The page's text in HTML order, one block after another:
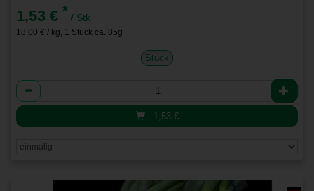
1,53 € * / Stk
18,00 € / kg, 1 Stück ca. 85g
Stück
Anzahl
1,53 €